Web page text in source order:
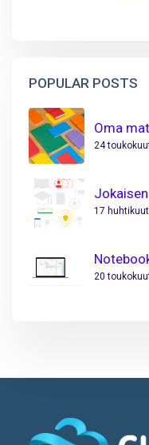
POPULAR POSTS
Oma
24
17
20